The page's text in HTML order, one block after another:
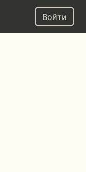
Войти